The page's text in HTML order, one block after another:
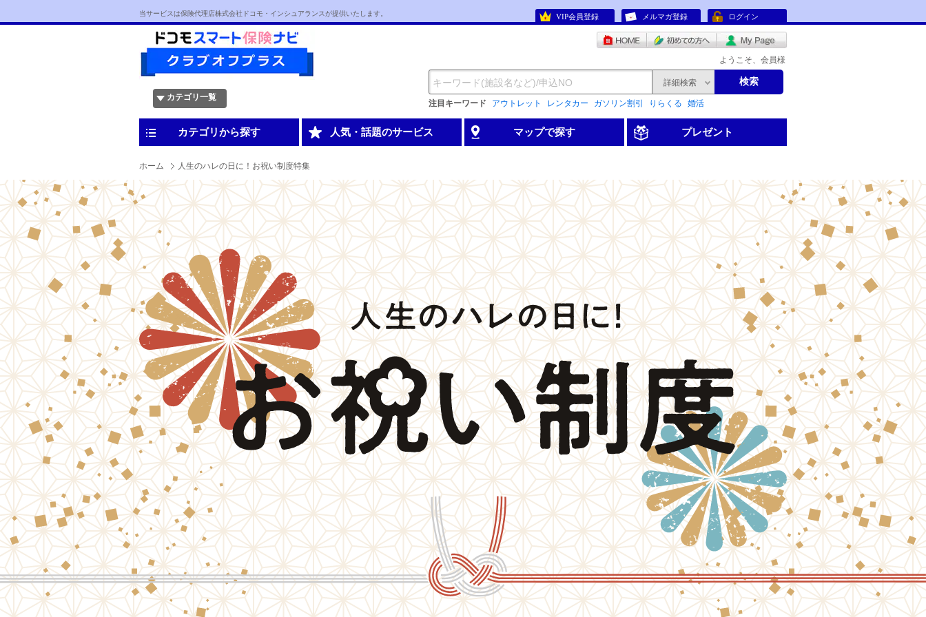
当サービスは保険代理店株式会社ドコモ・インシュアランスが提供いたします。 VIP会員登録 メルマガ登録 ログイン
ようこそ、会員様
カテゴリ一覧
詳細検索 検索
注目キーワード アウトレット レンタカー ガソリン割引 りらくる 婚活
カテゴリから探す 人気・話題のサービス マップで探す プレゼント
ホーム 人生のハレの日に！お祝い制度特集